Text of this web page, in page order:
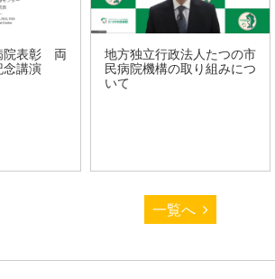
院表彰 両
講演
地方独立行政法人たつの市
民病院機構の取り組みにつ
いて
一覧へ